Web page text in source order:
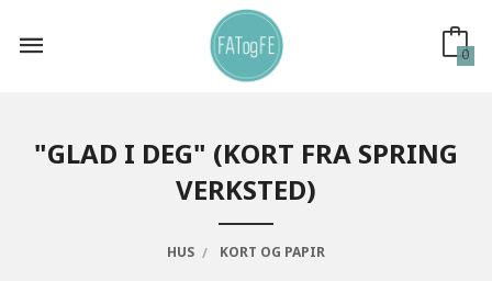
innholdet
0
"GLAD I DEG" (KORT FRA SPRING
VERKSTED)
HUS KORT OG PAPIR